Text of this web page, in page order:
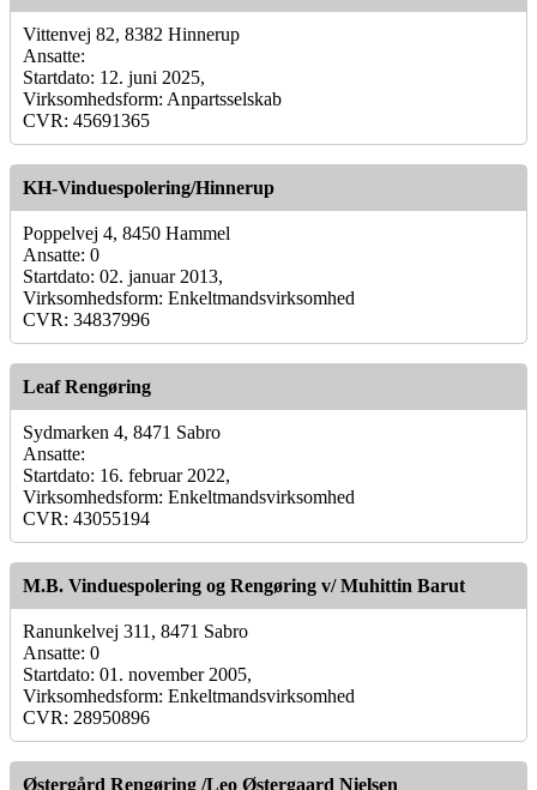
Vittenvej 82, 8382 Hinnerup
Ansatte:
Startdato: 12. juni 2025,
Virksomhedsform: Anpartsselskab
CVR: 45691365
KH-Vinduespolering/Hinnerup
Poppelvej 4, 8450 Hammel
Ansatte: 0
Startdato: 02. januar 2013,
Virksomhedsform: Enkeltmandsvirksomhed
CVR: 34837996
Leaf Rengøring
Sydmarken 4, 8471 Sabro
Ansatte:
Startdato: 16. februar 2022,
Virksomhedsform: Enkeltmandsvirksomhed
CVR: 43055194
M.B. Vinduespolering og Rengøring v/ Muhittin Barut
Ranunkelvej 311, 8471 Sabro
Ansatte: 0
Startdato: 01. november 2005,
Virksomhedsform: Enkeltmandsvirksomhed
CVR: 28950896
Østergård Rengøring /Leo Østergaard Nielsen